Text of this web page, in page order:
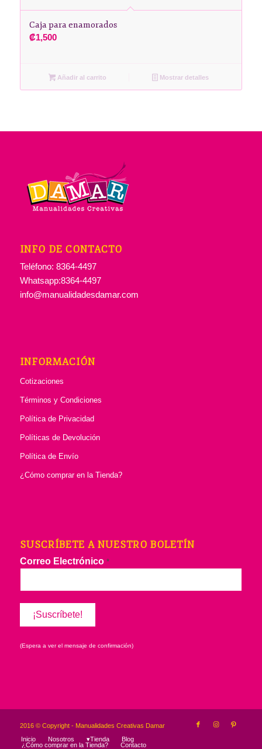
Caja para enamorados
₡1,500
Añadir al carrito Mostrar detalles
INFO DE CONTACTO
Teléfono: 8364-4497
Whatsapp:8364-4497
info@manualidadesdamar.com
INFORMACIÓN
Cotizaciones
Términos y Condiciones
Política de Privacidad
Políticas de Devolución
Política de Envío
¿Cómo comprar en la Tienda?
SUSCRÍBETE A NUESTRO BOLETÍN
Correo Electrónico *
(Espera a ver el mensaje de confirmación)
2016 © Copyright - Manualidades Creativas Damar
Inicio
Nosotros ▾Tienda
Blog
¿Cómo comprar en la Tienda?
Contacto